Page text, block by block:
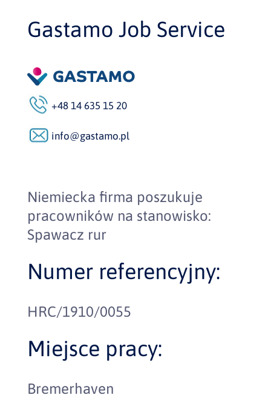
Gastamo Job Service
+48 14 635 15 20
info@gastamo.pl
Niemiecka firma poszukuje
pracowników na stanowisko:
Spawacz rur
Numer referencyjny:
HRC/1910/0055
Miejsce pracy:
Bremerhaven